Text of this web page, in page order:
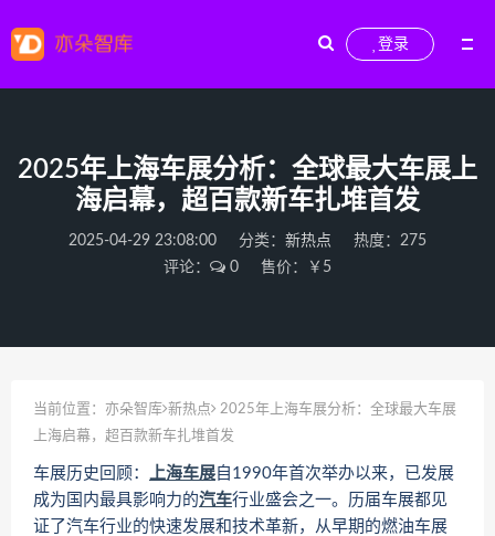
登录
2025年上海车展分析：全球最大车展上
海启幕，超百款新车扎堆首发
2025-04-29 23:08:00 分类： 新热点
热度：275
评论：
0 售价：￥5
当前位置： 亦朵智库 新热点
2025年上海车展分析：全球最大车展
上海启幕，超百款新车扎堆首发
车展历史回顾： 上海车展 自1990年首次举办以来，已发展
成为国内最具影响力的汽车行业盛会之一。历届车展都见
证了汽车行业的快速发展和技术革新，从早期的燃油车展